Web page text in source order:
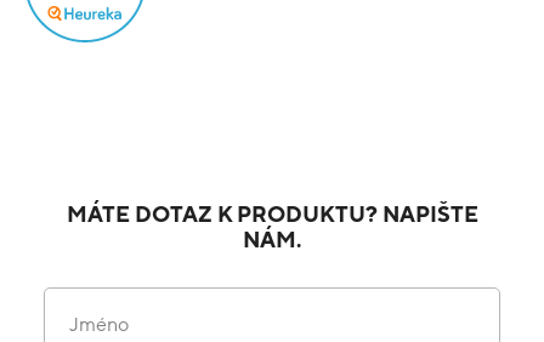
MÁTE DOTAZ K PRODUKTU? NAPIŠTE
NÁM.
Jméno